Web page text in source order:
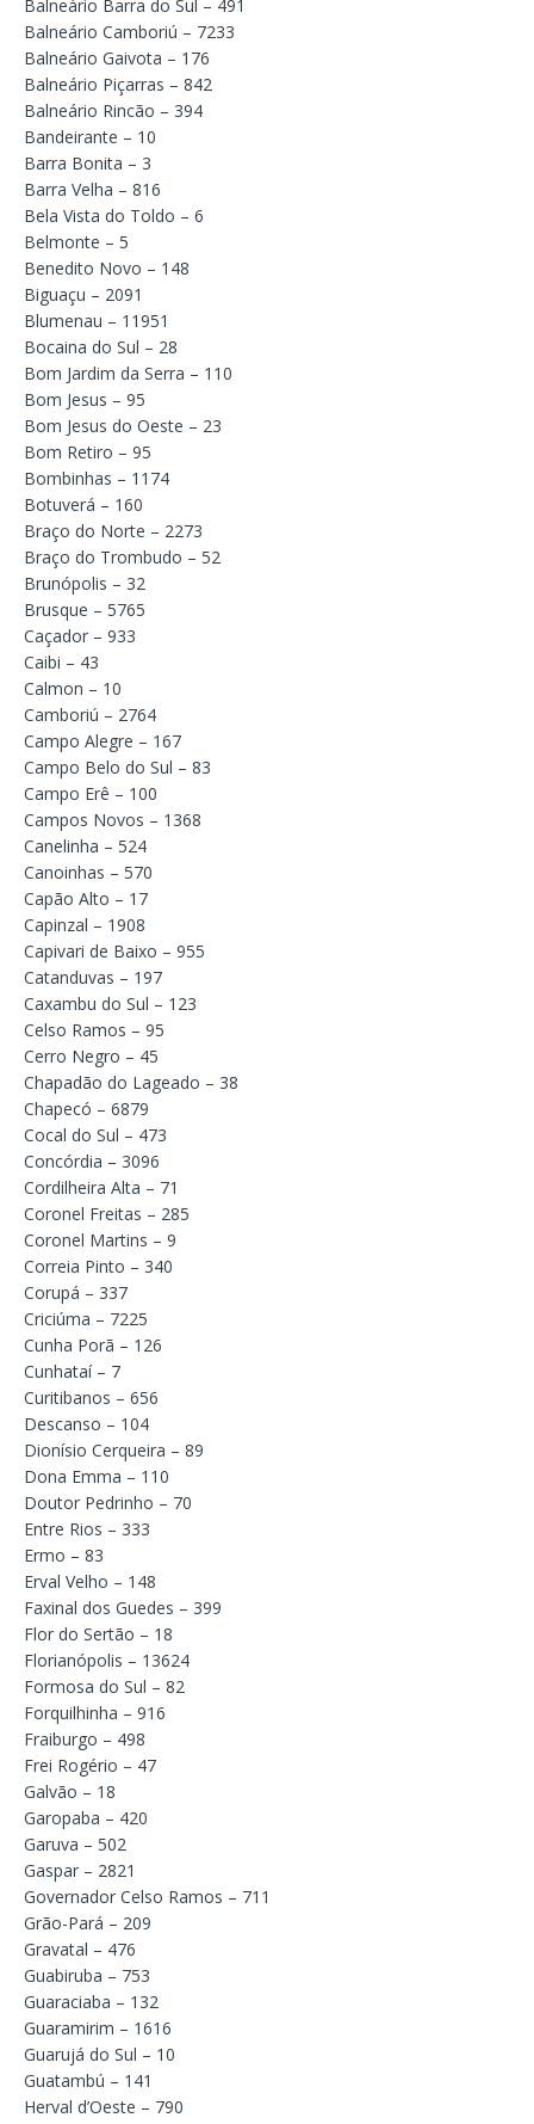
Balneário Barra do Sul – 491
Balneário Camboriú – 7233
Balneário Gaivota – 176
Balneário Piçarras – 842
Balneário Rincão – 394
Bandeirante – 10
Barra Bonita – 3
Barra Velha – 816
Bela Vista do Toldo – 6
Belmonte – 5
Benedito Novo – 148
Biguaçu – 2091
Blumenau – 11951
Bocaina do Sul – 28
Bom Jardim da Serra – 110
Bom Jesus – 95
Bom Jesus do Oeste – 23
Bom Retiro – 95
Bombinhas – 1174
Botuverá – 160
Braço do Norte – 2273
Braço do Trombudo – 52
Brunópolis – 32
Brusque – 5765
Caçador – 933
Caibi – 43
Calmon – 10
Camboriú – 2764
Campo Alegre – 167
Campo Belo do Sul – 83
Campo Erê – 100
Campos Novos – 1368
Canelinha – 524
Canoinhas – 570
Capão Alto – 17
Capinzal – 1908
Capivari de Baixo – 955
Catanduvas – 197
Caxambu do Sul – 123
Celso Ramos – 95
Cerro Negro – 45
Chapadão do Lageado – 38
Chapecó – 6879
Cocal do Sul – 473
Concórdia – 3096
Cordilheira Alta – 71
Coronel Freitas – 285
Coronel Martins – 9
Correia Pinto – 340
Corupá – 337
Criciúma – 7225
Cunha Porã – 126
Cunhataí – 7
Curitibanos – 656
Descanso – 104
Dionísio Cerqueira – 89
Dona Emma – 110
Doutor Pedrinho – 70
Entre Rios – 333
Ermo – 83
Erval Velho – 148
Faxinal dos Guedes – 399
Flor do Sertão – 18
Florianópolis – 13624
Formosa do Sul – 82
Forquilhinha – 916
Fraiburgo – 498
Frei Rogério – 47
Galvão – 18
Garopaba – 420
Garuva – 502
Gaspar – 2821
Governador Celso Ramos – 711
Grão-Pará – 209
Gravatal – 476
Guabiruba – 753
Guaraciaba – 132
Guaramirim – 1616
Guarujá do Sul – 10
Guatambú – 141
Herval d’Oeste – 790